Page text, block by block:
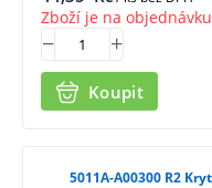
Zboží je na
Koupit
5011A-A00300 R2 Kryt zásuvky anténní s vylamovacím